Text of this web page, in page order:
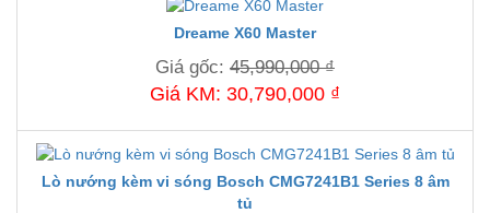
Dreame X60 Master
Giá gốc: 45,990,000 ₫
Giá KM: 30,790,000 ₫
Lò nướng kèm vi sóng Bosch CMG7241B1 Series 8 âm
tủ